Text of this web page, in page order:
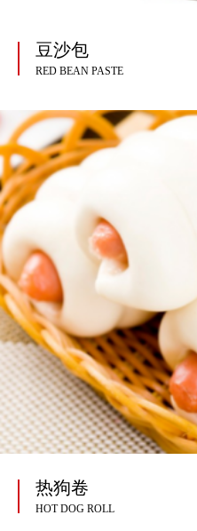
豆沙包
RED BEAN PASTE
热狗卷
HOT DOG ROLL